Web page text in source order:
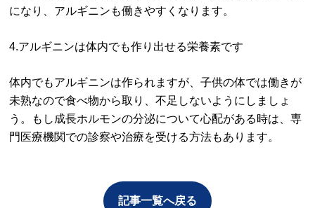
になり、アルギニンも働きやすくなります。
4.アルギニンは体内でも作り出せる栄養素です
体内でもアルギニンは作られますが、子供の体では働きが
未熟なので食べ物から取り、不足しないようにしましょ
う。もし成長ホルモンの分泌について心配がある時は、専
門医療機関での診察や治療を受ける方法もあります。
記事一覧へ戻る